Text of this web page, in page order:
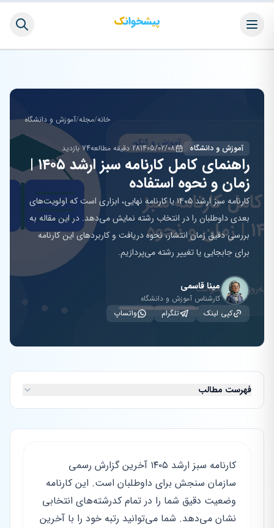
خانه/مجله/آموزش و دانشگاه
آموزش و دانشگاه 1405/02/0828 دقیقه مطالعه 74 بازدید
راهنمای کامل کارنامه سبز ارشد ۱۴۰۵ |
زمان و نحوه استفاده
کارنامه سبز ارشد ۱۴۰۵ یا کارنامه نهایی، ابزاری است که اولویت‌های
بعدی داوطلبان را در انتخاب رشته نمایش می‌دهد. در این مقاله به
بررسی دقیق زمان انتشار، نحوه دریافت و کاربردهای این کارنامه
برای جابجایی یا تغییر رشته می‌پردازیم.
مینا قاسمی
کارشناس آموزش و دانشگاه
کپی لینک
تلگرام واتساپ
فهرست مطالب
کارنامه سبز ارشد ۱۴۰۵ آخرین گزارش رسمی
سازمان سنجش برای داوطلبان است. این کارنامه
وضعیت دقیق شما را در تمام کدرشته‌های انتخابی
نشان می‌دهد. شما می‌توانید رتبه خود را با آخرین